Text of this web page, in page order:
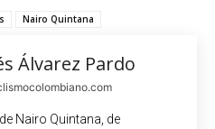
Nairo Quintana
Álvarez Pardo
Nairo Quintana, de